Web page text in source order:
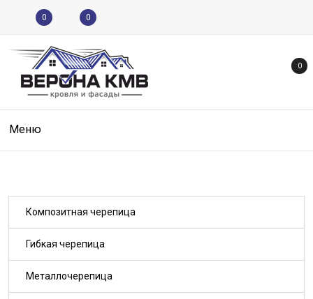
0 0
0
Меню
Композитная черепица
Гибкая черепица
Металлочерепица